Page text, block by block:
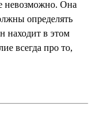
невозможно. Она
определять
находит в этом
всегда про то,